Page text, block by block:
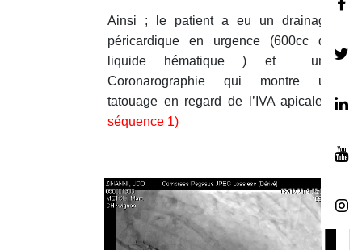
Ainsi ; le patient a eu un drainage
péricardique en urgence (600cc de
liquide hématique ) et une
Coronarographie qui montre un
tatouage en regard de l’IVA apicale
séquence 1)